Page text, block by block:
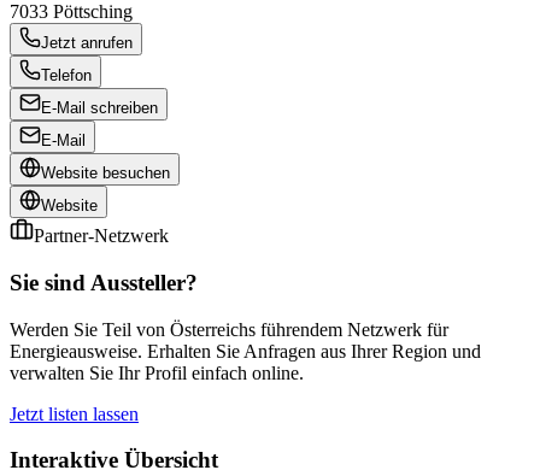
7033 Pöttsching
Jetzt anrufen
Telefon
E-Mail schreiben
E-Mail
Website besuchen
Website
Partner-Netzwerk
Sie sind Aussteller?
Werden Sie Teil von Österreichs führendem Netzwerk für
Energieausweise. Erhalten Sie Anfragen aus Ihrer Region und
verwalten Sie Ihr Profil einfach online.
Jetzt listen lassen
Interaktive Übersicht